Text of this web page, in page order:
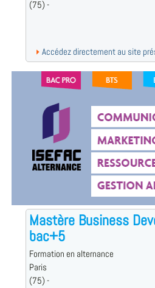
(75) -
Accédez directement au site
Mastère Business
bac+5
Formation en alternance
Paris
(75) -